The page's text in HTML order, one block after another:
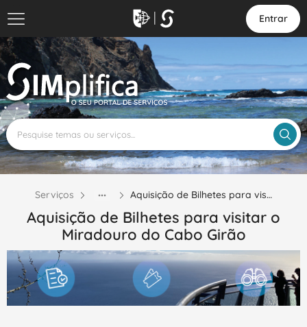
Entrar
Serviços Aquisição de Bilhetes para vis…
Aquisição de Bilhetes para visitar o
Miradouro do Cabo Girão